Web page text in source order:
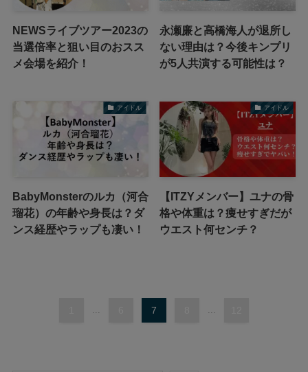
NEWSライブツアー2023の
当選倍率と狙い目のおスス
メ会場を紹介！
永瀬廉と高橋海人が退所し
ない理由は？今後キンプリ
が5人共演する可能性は？
アイドル
BabyMonsterのルカ（河合
瑠花）の年齢や身長は？ダ
ンス経歴やラップも凄い！
アイドル
【ITZYメンバー】ユナの骨
格や体重は？痩せすぎだが
ウエスト何センチ？
7